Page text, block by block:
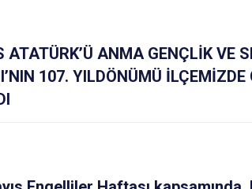
ATATÜRK’Ü ANMA GENÇLİK VE
107. YILDÖNÜMÜ İLÇEMİZDE